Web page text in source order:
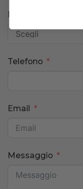
Ruolo in azienda
Telefono
Email
Messaggio